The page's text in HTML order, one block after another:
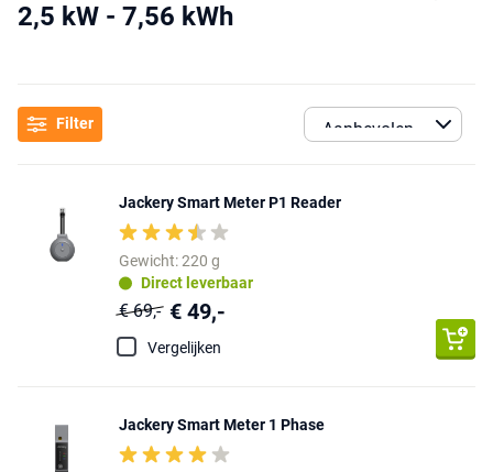
2,5 kW - 7,56 kWh
Filter
Jackery Smart Meter P1 Reader
Gewicht: 220 g
Direct leverbaar
€ 69,- € 49,-
Vergelijken
Jackery Smart Meter 1 Phase